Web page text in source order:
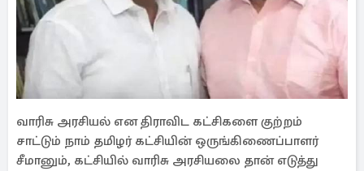
வாரிசு அரசியல் என திராவிட கட்சிகளை குற்றம்
சாட்டும் நாம் தமிழர் கட்சியின் ஒருங்கிணைப்பாளர்
சீமானும், கட்சியில் வாரிசு அரசியலை தான் எடுத்து